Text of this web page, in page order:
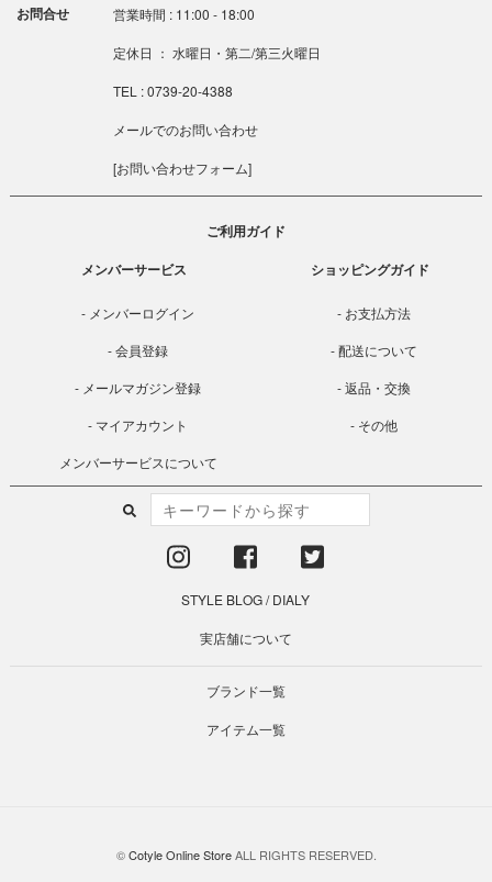
お問合せ 営業時間 : 11:00 - 18:00
定休日 ： 水曜日・第二/第三火曜日
TEL : 0739-20-4388
メールでのお問い合わせ
[お問い合わせフォーム]
ご利用ガイド
メンバーサービス
メンバーログイン
会員登録
メールマガジン登録
マイアカウント
メンバーサービスについて
ショッピングガイド
お支払方法
配送について
返品・交換
その他
STYLE BLOG/DIALY
実店舗について
ブランド一覧
アイテム一覧
©Cotyle Online StoreALL RIGHTS RESERVED.